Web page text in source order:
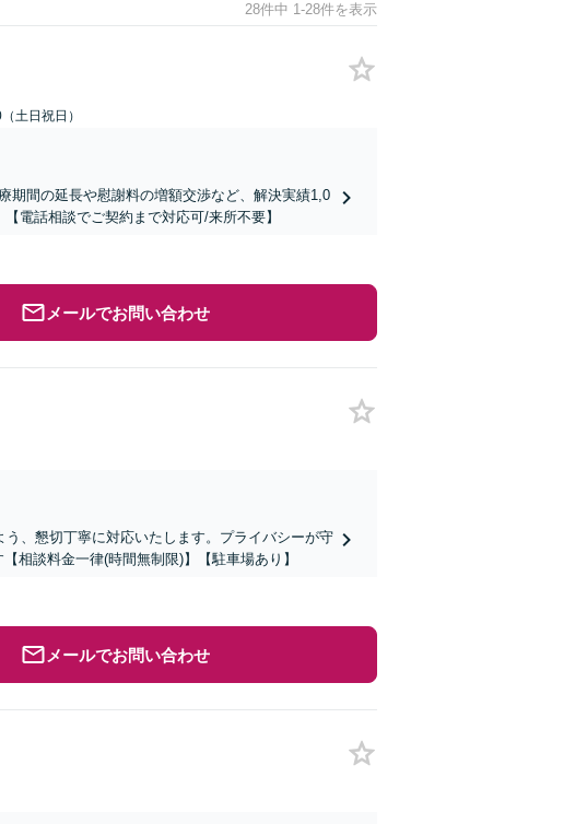
28件中 1-28件を表示
土日祝日）
期間の延長や慰謝料の増額交渉など、解決実績1,0
電話相談でご契約まで対応可/来所不要】
メールでお問い合わせ
う、懇切丁寧に対応いたします。プライバシーが守
相談料金一律(時間無制限)】【駐車場あり】
メールでお問い合わせ